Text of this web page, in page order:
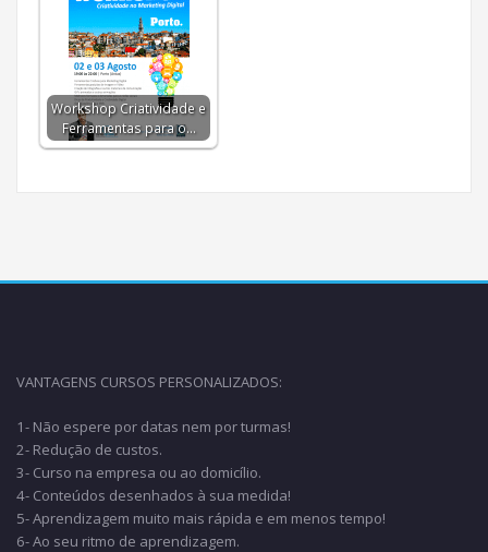
Workshop Criatividade e
Ferramentas para o…
VANTAGENS CURSOS PERSONALIZADOS:
1- Não espere por datas nem por turmas!
2- Redução de custos.
3- Curso na empresa ou ao domicílio.
4- Conteúdos desenhados à sua medida!
5- Aprendizagem muito mais rápida e em menos tempo!
6- Ao seu ritmo de aprendizagem.